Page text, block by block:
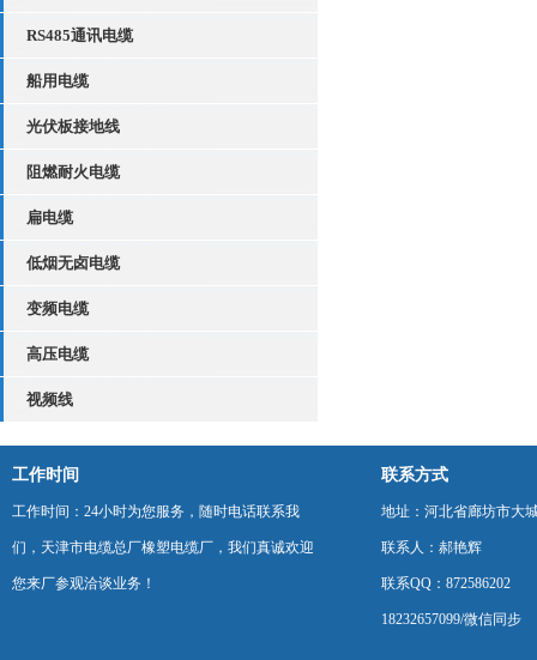
RS485通讯电缆
船用电缆
光伏板接地线
阻燃耐火电缆
扁电缆
低烟无卤电缆
变频电缆
高压电缆
视频线
工作时间
工作时间：24小时为您服务，随时电话联系我
们，天津市电缆总厂橡塑电缆厂，我们真诚欢迎
您来厂参观洽谈业务！
联系方式
地址：河北省廊坊市大
联系人：郝艳辉
联系QQ：872586202
18232657099/微信同步